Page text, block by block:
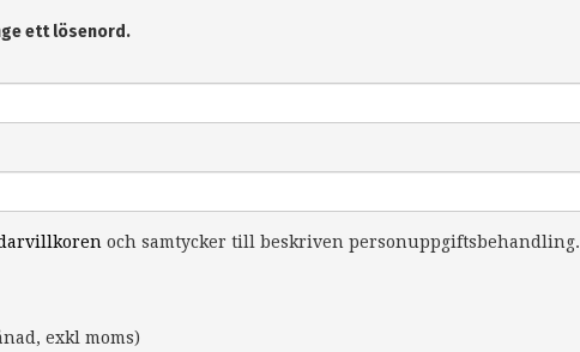
ett lösenord.
och samtycker till beskriven personuppgiftsbehandling.
exkl moms)